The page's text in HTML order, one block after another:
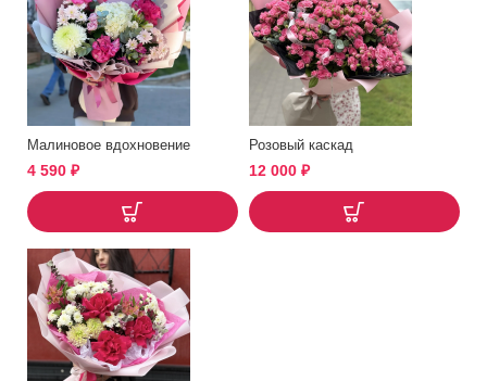
Малиновое вдохновение
4 590 ₽
Розовый каскад
12 000 ₽